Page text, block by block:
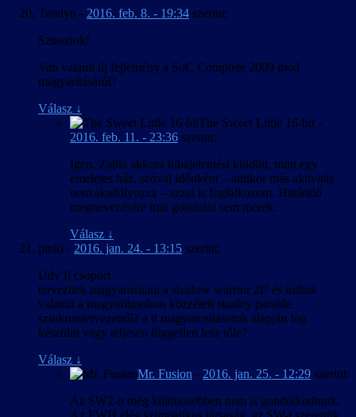
Terelyn - 2016. feb. 8. - 19:34 szerint:
Sziasztok!
Van valami új fejlemény a SoC Complete 2009 mod
magyarításáról?
Válasz ↓
The Sweet Little 16-bit -
2016. feb. 11. - 23:36 szerint:
Igen, Zabla akkora hibajelentést küldött, mint egy
emeletes ház, szóval időnként – amikor más aktivitás
nem akadályozza – azzal is foglalkozom. Határidő
megnevezésére már gondolni sem merek.
Válasz ↓
pinki - 2016. jan. 24. - 13:15 szerint:
Üdv fi csoport
tervezitek magyarosítani a shadow warrior 2t? és tudtok
valamit a magyaritasokon közzétett stanley parable
szinkrontervezetről? a ti magyarosításotok alapján fog
készülni vagy teljesen független lesz tőle?
Válasz ↓
Mr. Fusion - 2016. jan. 25. - 12:29 szerint:
Az SW2-n még különösebben nem is gondolkodtunk.